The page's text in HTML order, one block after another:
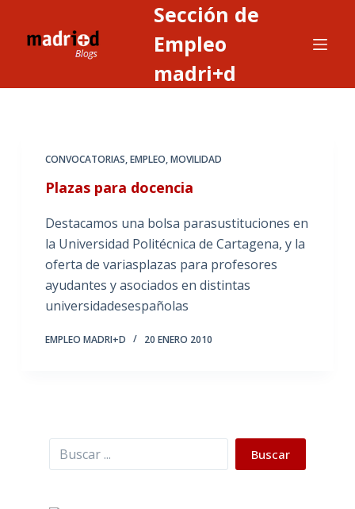
Sección de
Empleo
madri+d
CONVOCATORIAS,EMPLEO,MOVILIDAD
Plazas para docencia
Destacamos una bolsa parasustituciones en
la Universidad Politécnica de Cartagena, y la
oferta de variasplazas para profesores
ayudantes y asociados en distintas
universidadesespañolas
EMPLEO MADRI+D 20 ENERO 2010
Buscar Buscar